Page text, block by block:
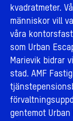
kvadratmeter.
människor vill
våra
som Urban
Marievik bidrar
stad. AMF
gentemot Urban